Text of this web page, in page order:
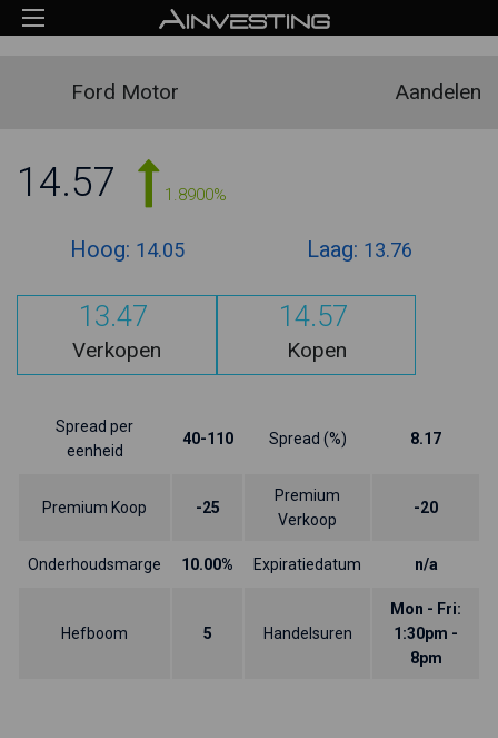
Ford Motor Aandelen
14.57 1.8900%
Hoog: 14.05 Laag: 13.76
13.47
Verkopen
14.57
Kopen
Spread per
eenheid
40-110 Spread (%) 8.17
Premium Koop -25
Premium
Verkoop
-20
Onderhoudsmarge 10.00% Expiratiedatum n/a
Hefboom 5 Handelsuren
Mon - Fri:
1:30pm -
8pm